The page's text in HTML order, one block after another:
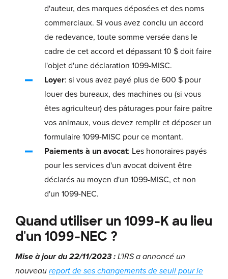
d'auteur, des marques déposées et des noms
commerciaux. Si vous avez conclu un accord
de redevance, toute somme versée dans le
cadre de cet accord et dépassant 10 $ doit faire
l'objet d'une déclaration 1099-MISC.
Loyer: si vous avez payé plus de 600 $ pour
louer des bureaux, des machines ou (si vous
êtes agriculteur) des pâturages pour faire paître
vos animaux, vous devez remplir et déposer un
formulaire 1099-MISC pour ce montant.
Paiements à un avocat: Les honoraires payés
pour les services d'un avocat doivent être
déclarés au moyen d'un 1099-MISC, et non
d'un 1099-NEC.
Quand utiliser un 1099-K au lieu
d'un 1099-NEC ?
Mise à jour du 22/11/2023 : L'IRS a annoncé un
nouveau report de ses changements de seuil pour le